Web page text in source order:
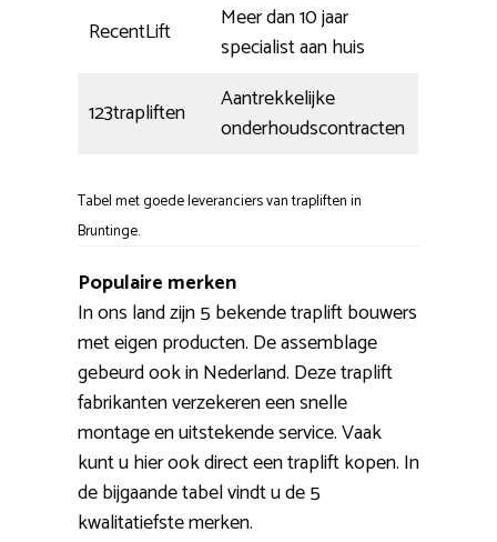
RecentLift
Meer dan 10 jaar
specialist aan huis
123trapliften
Aantrekkelijke
onderhoudscontracten
Tabel met goede leveranciers van trapliften in
Bruntinge.
Populaire merken
In ons land zijn 5 bekende traplift bouwers
met eigen producten. De assemblage
gebeurd ook in Nederland. Deze traplift
fabrikanten verzekeren een snelle
montage en uitstekende service. Vaak
kunt u hier ook direct een traplift kopen. In
de bijgaande tabel vindt u de 5
kwalitatiefste merken.